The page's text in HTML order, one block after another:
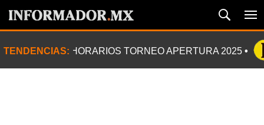
TENDENCIAS: HORARIOS TORNEO APERTURA 2025